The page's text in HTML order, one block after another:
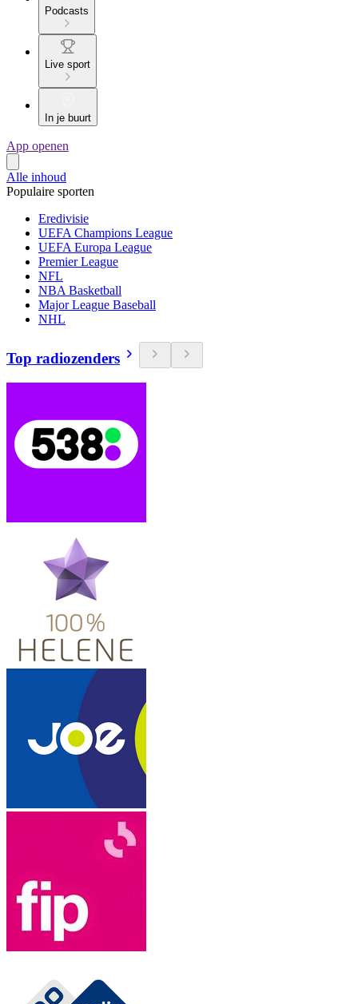
Podcasts
Live sport
In je buurt
App openen
Alle inhoud
Populaire sporten
Eredivisie
UEFA Champions League
UEFA Europa League
Premier League
NFL
NBA Basketball
Major League Baseball
NHL
Top radiozenders